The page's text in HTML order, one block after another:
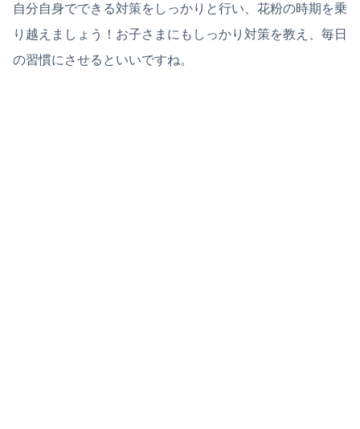
自分自身でできる対策をしっかりと行い、花粉の時期を乗
り越えましょう！お子さまにもしっかり対策を教え、毎日
の習慣にさせるといいですね。